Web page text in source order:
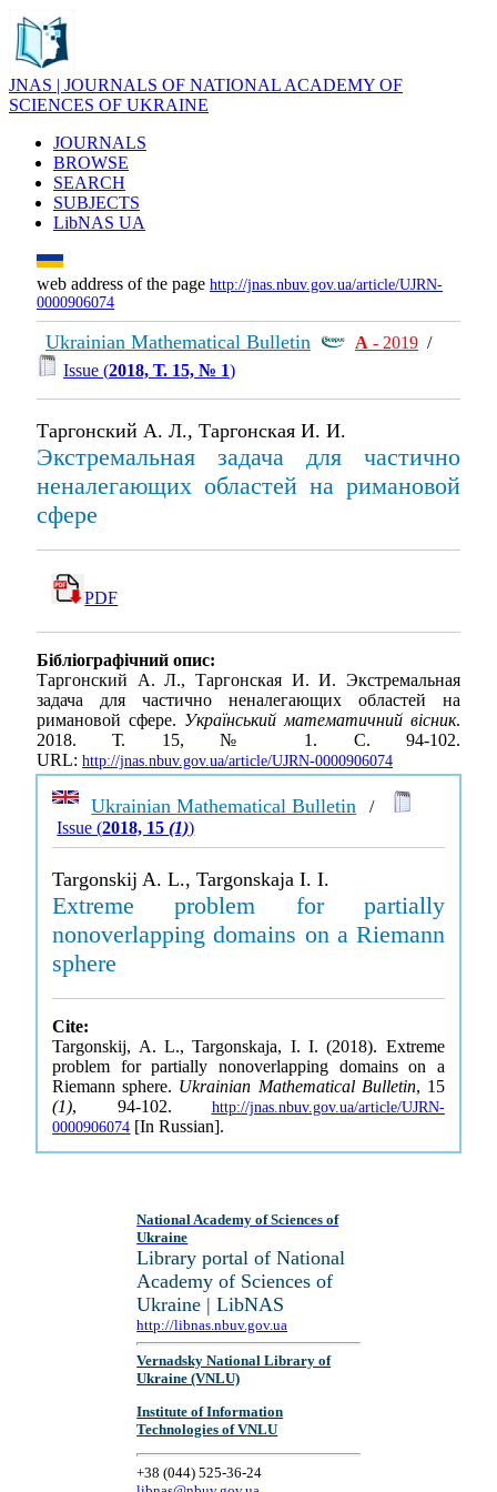
JNAS | JOURNALS OF NATIONAL ACADEMY OF
SCIENCES OF UKRAINE
JOURNALS
BROWSE
SEARCH
SUBJECTS
LibNAS UA
web address of the page http://jnas.nbuv.gov.ua/article/UJRN-
0000906074
Ukrainian Mathematical Bulletin А - 2019 /
Issue (2018, Т. 15, № 1)
Таргонский А. Л., Таргонская И. И.
Экстремальная задача для частично
неналегающих областей на римановой
сфере
PDF
Бібліографічний опис:
Таргонский А. Л., Таргонская И. И. Экстремальная
задача для частично неналегающих областей на
римановой сфере. Український математичний вісник.
2018. Т. 15, № 1. С. 94-102.
URL: http://jnas.nbuv.gov.ua/article/UJRN-0000906074
Ukrainian Mathematical Bulletin /
Issue (2018, 15(1))
Targonskij A. L., Targonskaja I. I.
Extreme problem for partially
nonoverlapping domains on a Riemann
sphere
Cite:
Targonskij, A. L., Targonskaja, I. I. (2018). Extreme
problem for partially nonoverlapping domains on a
Riemann sphere. Ukrainian Mathematical Bulletin, 15
(1), 94-102. http://jnas.nbuv.gov.ua/article/UJRN-
0000906074 [In Russian].
National Academy of Sciences of
Ukraine
Library portal of National
Academy of Sciences of
Ukraine | LibNAS
http://libnas.nbuv.gov.ua
Vernadsky National Library of
Ukraine (VNLU)
Institute of Information
Technologies of VNLU
+38 (044) 525-36-24